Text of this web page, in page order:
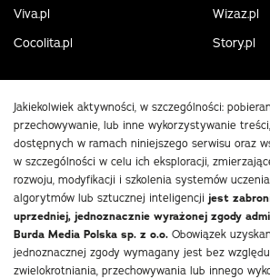
Viva.pl
Wizaz.pl
Cocolita.pl
Story.pl
Jakiekolwiek aktywności, w szczególności:
przechowywanie, lub inne wykorzystywanie
dostępnych w ramach niniejszego serwisu oraz
w szczególności w celu ich eksploracji,
rozwoju, modyfikacji i szkolenia systemów
algorytmów lub sztucznej inteligencji jest
uprzedniej, jednoznacznie wyrażonej zgody
Burda Media Polska sp. z o.o. Obowiązek
jednoznacznej zgody wymagany jest bez
zwielokrotniania, przechowywania lub innego